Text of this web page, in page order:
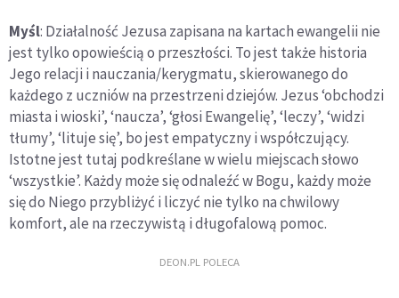
Myśl: Działalność Jezusa zapisana na kartach ewangelii nie
jest tylko opowieścią o przeszłości. To jest także historia
Jego relacji i nauczania/kerygmatu, skierowanego do
każdego z uczniów na przestrzeni dziejów. Jezus ‘obchodzi
miasta i wioski’, ‘naucza’, ‘głosi Ewangelię’, ‘leczy’, ‘widzi
tłumy’, ‘lituje się’, bo jest empatyczny i współczujący.
Istotne jest tutaj podkreślane w wielu miejscach słowo
‘wszystkie’. Każdy może się odnaleźć w Bogu, każdy może
się do Niego przybliżyć i liczyć nie tylko na chwilowy
komfort, ale na rzeczywistą i długofalową pomoc.
DEON.PL POLECA